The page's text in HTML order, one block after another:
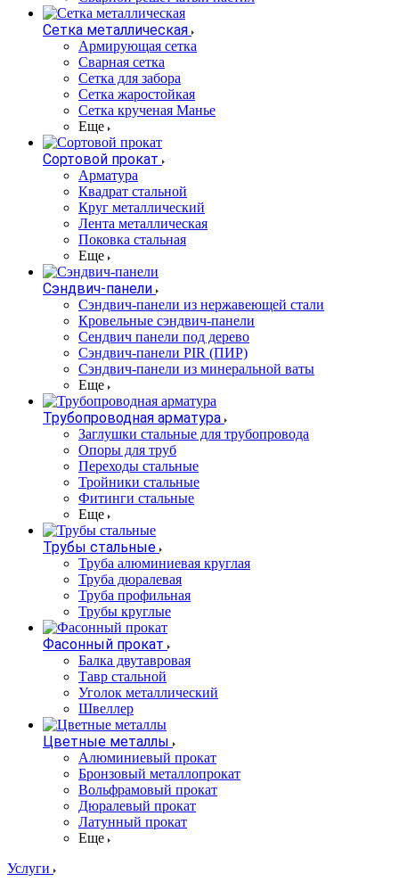
Сетка металлическая
Армирующая сетка
Сварная сетка
Сетка для забора
Сетка жаростойкая
Сетка крученая Манье
Еще
Сортовой прокат
Арматура
Квадрат стальной
Круг металлический
Лента металлическая
Поковка стальная
Еще
Сэндвич-панели
Cэндвич-панели из нержавеющей стали
Кровельные сэндвич-панели
Сендвич панели под дерево
Сэндвич-панели PIR (ПИР)
Сэндвич-панели из минеральной ваты
Еще
Трубопроводная арматура
Заглушки стальные для трубопровода
Опоры для труб
Переходы стальные
Тройники стальные
Фитинги стальные
Еще
Трубы стальные
Труба алюминиевая круглая
Труба дюралевая
Труба профильная
Трубы круглые
Фасонный прокат
Балка двутавровая
Тавр стальной
Уголок металлический
Швеллер
Цветные металлы
Алюминиевый прокат
Бронзовый металлопрокат
Вольфрамовый прокат
Дюралевый прокат
Латунный прокат
Еще
Услуги